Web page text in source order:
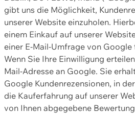
gibt uns die Möglichkeit,
unserer Website einzuholen.
einem Einkauf auf unserer
einer E-Mail-Umfrage von
Wenn Sie Ihre Einwilligung
Mail-Adresse an Google. Sie
Google Kundenrezensionen, in
die Kauferfahrung auf unserer
von Ihnen abgegebene